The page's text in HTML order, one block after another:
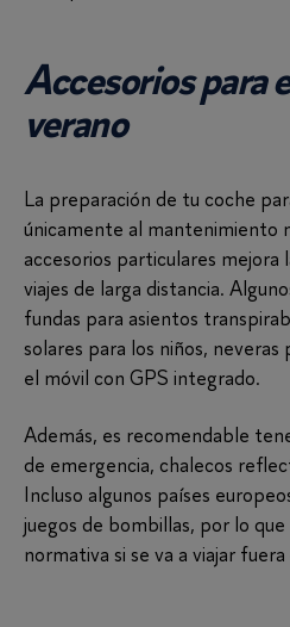
Accesorios para
verano
La preparación de tu coche
únicamente al mantenimiento
accesorios particulares mejora
viajes de larga distancia.
fundas para asientos
solares para los niños,
el móvil con GPS integrado.
Además, es recomendable
de emergencia, chalecos
Incluso algunos países
juegos de bombillas, por lo
normativa si se va a viajar